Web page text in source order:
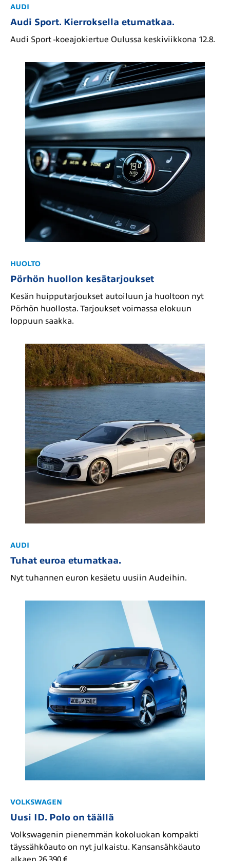
AUDI
Audi Sport. Kierroksella etumatkaa.
Audi Sport -koeajokiertue Oulussa keskiviikkona 12.8.
HUOLTO
Pörhön huollon kesätarjoukset
Kesän huipputarjoukset autoiluun ja huoltoon nyt
Pörhön huollosta. Tarjoukset voimassa elokuun
loppuun saakka.
AUDI
Tuhat euroa etumatkaa.
Nyt tuhannen euron kesäetu uusiin Audeihin.
VOLKSWAGEN
Uusi ID. Polo on täällä
Volkswagenin pienemmän kokoluokan kompakti
täyssähköauto on nyt julkaistu. Kansansähköauto